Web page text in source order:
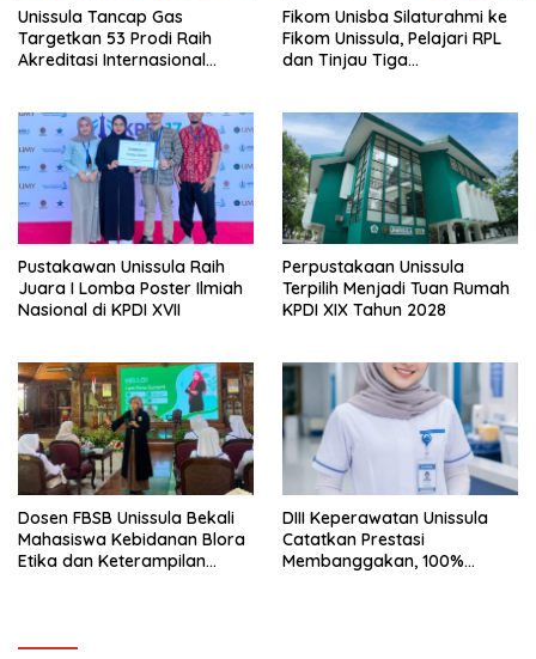
Unissula Tancap Gas
Targetkan 53 Prodi Raih
Akreditasi Internasional
Fikom Unisba Silaturahmi ke
Fikom Unissula, Pelajari RPL
dan Tinjau Tiga
Pustakawan Unissula Raih
Juara I Lomba Poster Ilmiah
Nasional di KPDI XVII
Perpustakaan Unissula
Terpilih Menjadi Tuan Rumah
KPDI XIX Tahun 2028
Dosen FBSB Unissula Bekali
Mahasiswa Kebidanan Blora
Etika dan Keterampilan
DIII Keperawatan Unissula
Catatkan Prestasi
Membanggakan, 100%